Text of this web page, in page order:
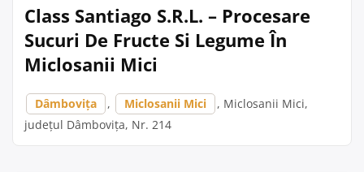
Class Santiago S.R.L. – Procesare
Sucuri De Fructe Si Legume În
Miclosanii Mici
Dâmbovița , Miclosanii Mici
, Miclosanii Mici,
județul Dâmbovița, Nr. 214